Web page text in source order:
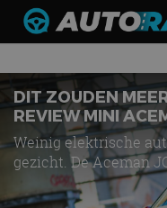
Podcast
Autotests
Automerken
Adverteren
DIT ZOUDEN
REVIEW MINI
Weinig elektrische
gezicht. De Aceman